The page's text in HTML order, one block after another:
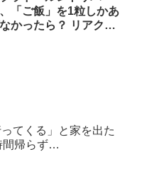
「ご飯」を1粒しかあ
かったら？ リアクシ
ってくる」と家を出た
間帰らず…